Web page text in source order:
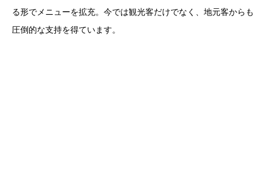
る形でメニューを拡充。今では観光客だけでなく、地元客からも
圧倒的な支持を得ています。